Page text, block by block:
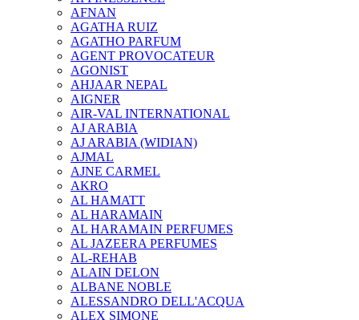
AFNAN
AGATHA RUIZ
AGATHO PARFUM
AGENT PROVOCATEUR
AGONIST
AHJAAR NEPAL
AIGNER
AIR-VAL INTERNATIONAL
AJ ARABIA
AJ ARABIA (WIDIAN)
AJMAL
AJNE CARMEL
AKRO
AL HAMATT
AL HARAMAIN
AL HARAMAIN PERFUMES
AL JAZEERA PERFUMES
AL-REHAB
ALAIN DELON
ALBANE NOBLE
ALESSANDRO DELL'ACQUA
ALEX SIMONE